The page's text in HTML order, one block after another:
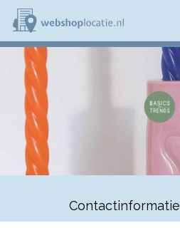
Overslaan
naar
de
inhoud
Contactinformatie